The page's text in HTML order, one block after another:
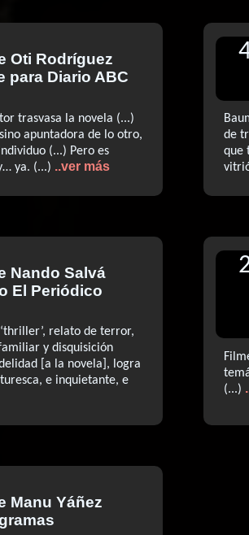
Oti Rodríguez
para Diario ABC
trasvasa la novela (...)
apuntadora de lo otro,
(...) Pero es
ya. (...) ..ver más
de
que
Nando Salvá
El Periódico
relato de terror,
y disquisición
[a la novela], logra
e inquietante, e
(...)
Manu Yáñez